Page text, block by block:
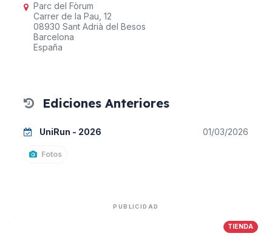
Parc del Fòrum
Carrer de la Pau, 12
08930 Sant Adrià del Besos
Barcelona
España
Ediciones Anteriores
UniRun - 2026 01/03/2026
Fotos
PUBLICIDAD
TIENDA